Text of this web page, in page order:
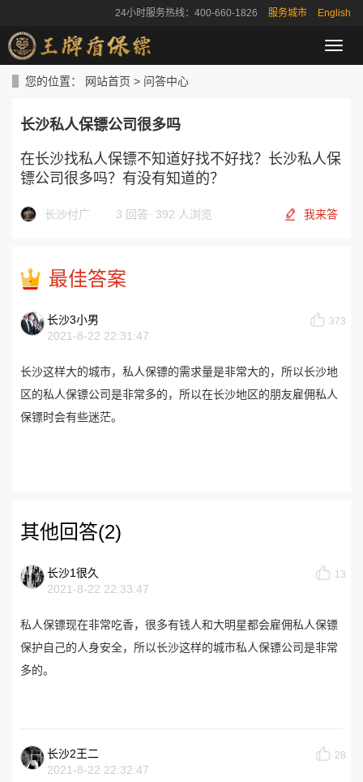
24小时服务热线：400-660-1826 服务城市 English
导
航
您的位置： 网站首页 > 问答中心
长沙私人保镖公司很多吗
在长沙找私人保镖不知道好找不好找？长沙私人保
镖公司很多吗？有没有知道的？
长沙付广 3 回答· 392 人浏览 我来答
最佳答案
长沙3小男
2021-8-22 22:31:47
373
长沙这样大的城市，私人保镖的需求量是非常大的，所以长沙地
区的私人保镖公司是非常多的，所以在长沙地区的朋友雇佣私人
保镖时会有些迷茫。
其他回答(2)
长沙1很久
2021-8-22 22:33:47
13
私人保镖现在非常吃香，很多有钱人和大明星都会雇佣私人保镖
保护自己的人身安全，所以长沙这样的城市私人保镖公司是非常
多的。
长沙2王二
2021-8-22 22:32:47
28